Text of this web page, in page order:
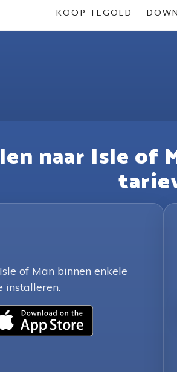
KOOP TEGOED
naar Isle of
of Man binnen enkele
installeren.